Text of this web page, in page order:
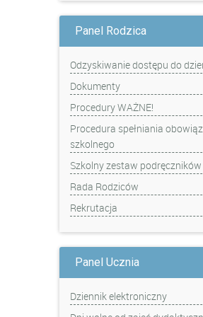
Panel Rodzica
Odzyskiwanie dostępu do
Dokumenty
Procedury WAŻNE!
Procedura spełniania
szkolnego
Szkolny zestaw podręczników
Rada Rodziców
Rekrutacja
Panel Ucznia
Dziennik elektroniczny